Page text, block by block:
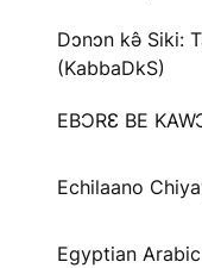
Dɔnɔn kə̂ Siki:
(KabbaDkS)
EBƆRƐ BE
Echilaano
Egyptian